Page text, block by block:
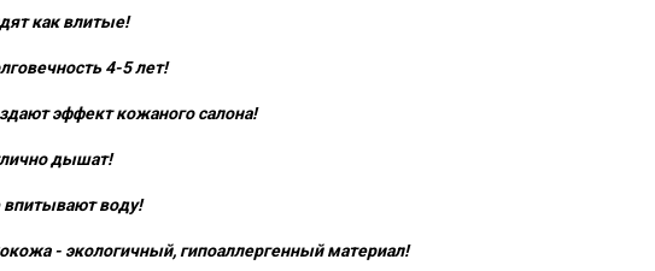
как влитые!
4-5 лет!
эффект кожаного салона!
дышат!
впитывают воду!
- экологичный, гипоаллергенный материал!